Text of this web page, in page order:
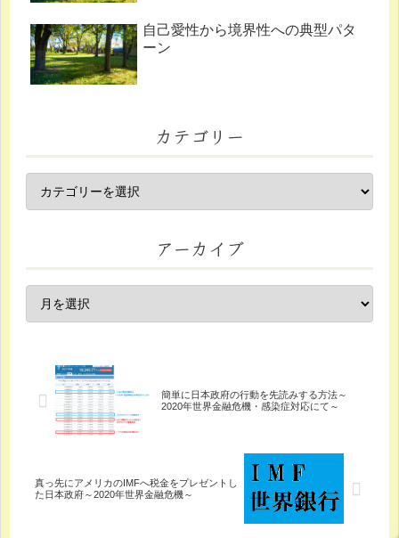
自己愛性から境界性への典型パタ
ーン
カテゴリー
アーカイブ
簡単に日本政府の行動を先読みする方法～
2020年世界金融危機・感染症対応にて～
真っ先にアメリカのIMFへ税金をプレゼントし
た日本政府～2020年世界金融危機～